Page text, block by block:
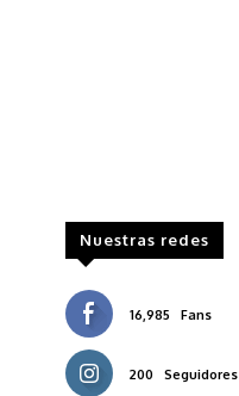
Nuestras redes
16,985 Fans
200 Seguidores